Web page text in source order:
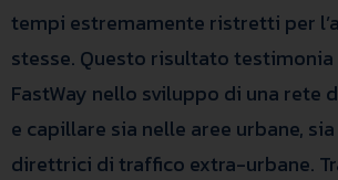
tempi estremamente ristretti per
stesse. Questo risultato testimonia
FastWay nello sviluppo di una rete
e capillare sia nelle aree urbane,
direttrici di traffico extra-urbane.